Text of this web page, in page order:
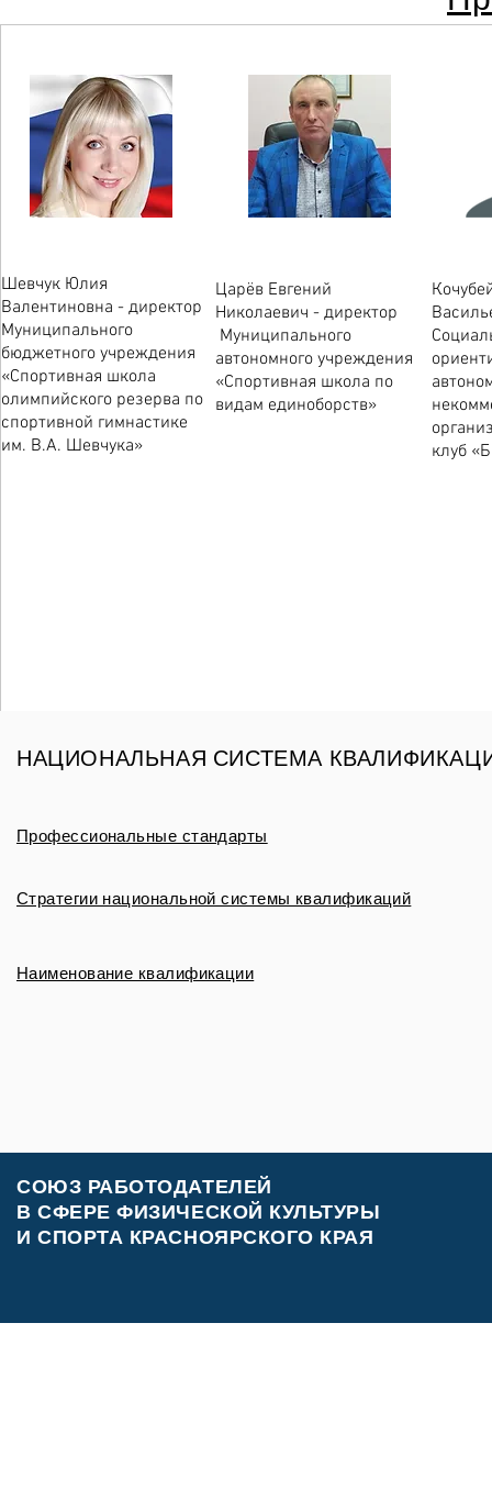
Шевчук Юлия
Валентиновна - директор
Муниципального
бюджетного учреждения
«Спортивная школа
олимпийского резерва по
спортивной гимнастике
им. В.А. Шевчука»
Царёв Евгений
Николаевич - директор
Муниципального
автономного учреждения
«Спортивная школа по
видам единоборств»
клуб
НАЦИОНАЛЬНАЯ СИСТЕМА
Профессиональные стандарты
Стратегии национальной системы квалификаций
Наименование квалификации
СОЮЗ РАБОТОДАТЕЛЕЙ
В СФЕРЕ ФИЗИЧЕСКОЙ КУЛЬТУРЫ
И СПОРТА КРАСНОЯРСКОГО КРАЯ